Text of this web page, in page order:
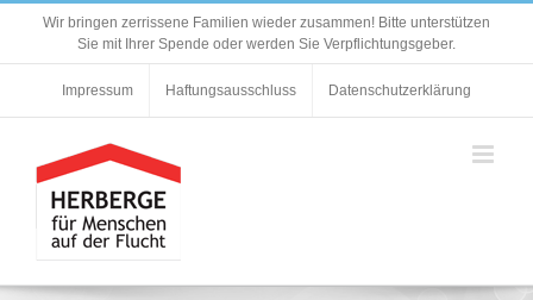
Zum
Wir bringen zerrissene Familien wieder zusammen! Bitte unterstützen
Sie mit Ihrer Spende oder werden Sie Verpflichtungsgeber.
Impressum Haftungsausschluss Datenschutzerklärung